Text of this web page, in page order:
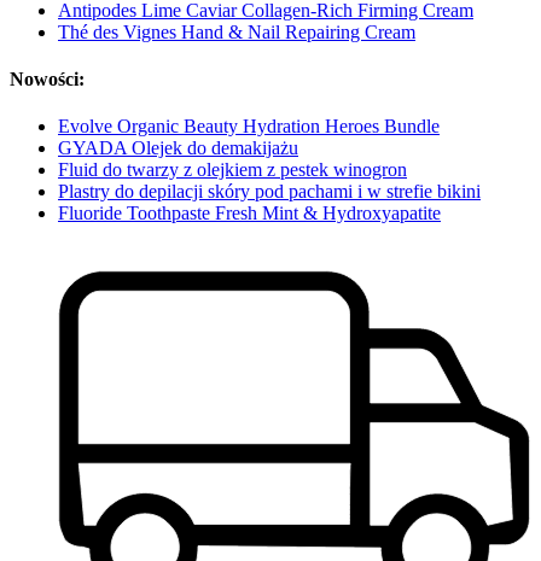
Antipodes Lime Caviar Collagen-Rich Firming Cream
Thé des Vignes Hand & Nail Repairing Cream
Nowości:
Evolve Organic Beauty Hydration Heroes Bundle
GYADA Olejek do demakijażu
Fluid do twarzy z olejkiem z pestek winogron
Plastry do depilacji skóry pod pachami i w strefie bikini
Fluoride Toothpaste Fresh Mint & Hydroxyapatite